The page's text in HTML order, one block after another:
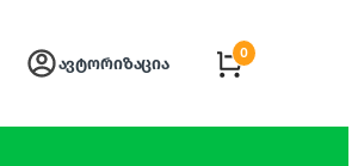
ავტორიზაცია
0